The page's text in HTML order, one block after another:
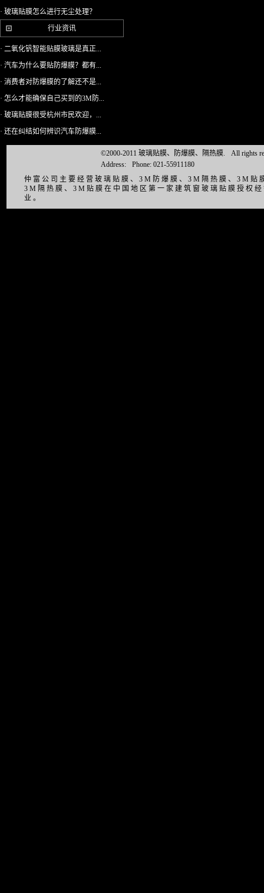
· 玻璃贴膜怎么进行无尘处理？
行业资讯
· 二氧化钒智能贴膜玻璃是真正...
· 汽车为什么要贴防爆膜？都有...
· 消费者对防爆膜的了解还不是...
· 怎么才能确保自己买到的3M防...
· 玻璃贴膜很受杭州市民欢迎，...
· 还在纠结如何辨识汽车防爆膜...
©2000-2011 玻璃贴膜、防爆膜、隔热膜.
All rights
Address:
Phone: 021-55911180
仲富公司主要经营玻璃贴膜、3M防爆膜、3M隔热膜、3M
3M隔热膜、3M贴膜在中国地区第一家建筑窗玻璃贴膜授权
业。